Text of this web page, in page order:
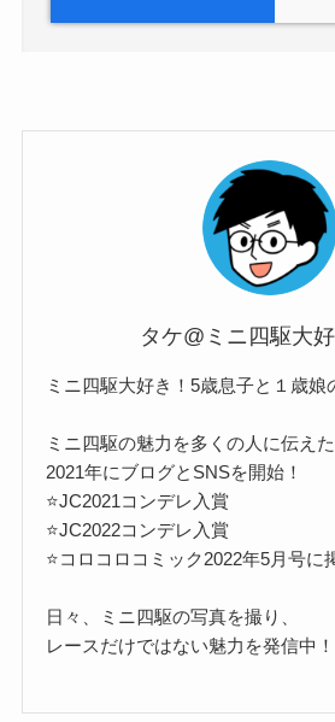
タケ@ミニ四駆大
ミニ四駆大好き！5歳息子と１歳娘
ミニ四駆の魅力を多くの人に伝えた
2021年にブログとSNSを開始！
⭐️JC2021コンデレ入賞
⭐️JC2022コンデレ入賞
⭐️コロコロコミック2022年5月号に
日々、ミニ四駆の写真を撮り、
レースだけではない魅力を発信中！